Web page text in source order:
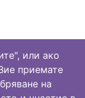
или ако
приемате
на